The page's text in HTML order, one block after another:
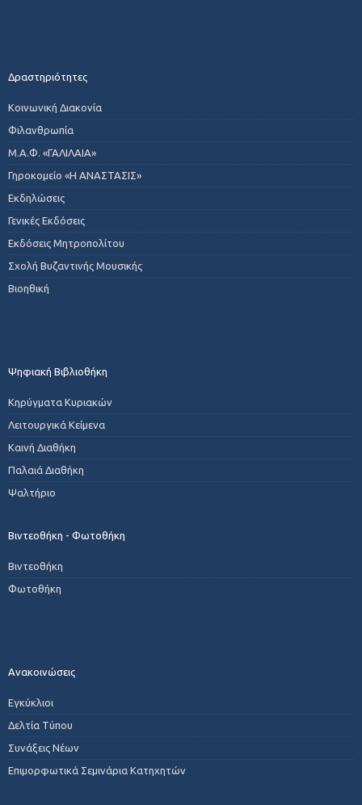
Δραστηριότητες
Κοινωνική Διακονία
Φιλανθρωπία
Μ.Α.Φ. «ΓΑΛΙΛΑΙΑ»
Γηροκομείο «Η ΑΝΑΣΤΑΣΙΣ»
Εκδηλώσεις
Γενικές Εκδόσεις
Εκδόσεις Μητροπολίτου
Σχολή Βυζαντινής Μουσικής
Βιοηθική
Ψηφιακή Βιβλιοθήκη
Κηρύγματα Κυριακών
Λειτουργικά Κείμενα
Καινή Διαθήκη
Παλαιά Διαθήκη
Ψαλτήριο
Βιντεοθήκη - Φωτοθήκη
Βιντεοθήκη
Φωτοθήκη
Ανακοινώσεις
Εγκύκλιοι
Δελτία Τύπου
Συνάξεις Νέων
Επιμορφωτικά Σεμινάρια Κατηχητών